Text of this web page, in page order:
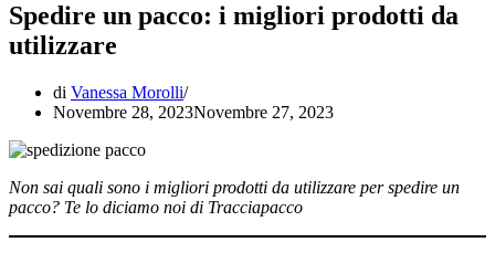
Spedire un pacco: i migliori prodotti da
utilizzare
di Vanessa Morolli
Novembre 28, 2023Novembre 27, 2023
Non sai quali sono i migliori prodotti da utilizzare per spedire un
pacco? Te lo diciamo noi di Tracciapacco